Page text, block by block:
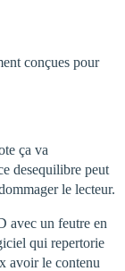
conçues pour
ça va
desequilibre peut
le lecteur.
avec un feutre en
qui repertorie
avoir le contenu